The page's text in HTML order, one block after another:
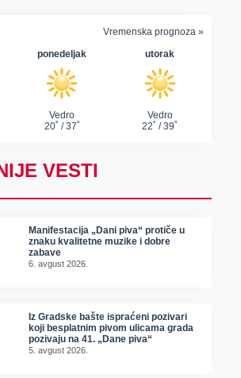
VESTI
Manifestacija „Dani piva“ protiče u
znaku kvalitetne muzike i dobre
zabave
6. avgust 2026.
Iz Gradske bašte ispraćeni pozivari
koji besplatnim pivom ulicama grada
pozivaju na 41. „Dane piva“
5. avgust 2026.